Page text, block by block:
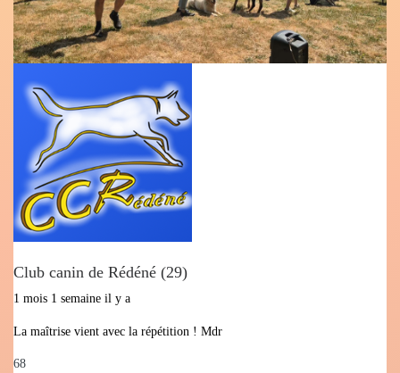
Club canin de Rédéné (29)
1 mois 1 semaine il y a
La maîtrise vient avec la répétition ! Mdr
68